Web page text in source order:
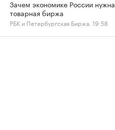
Зачем экономике России нужна
товарная биржа
РБК и Петербургская Биржа, 19:58